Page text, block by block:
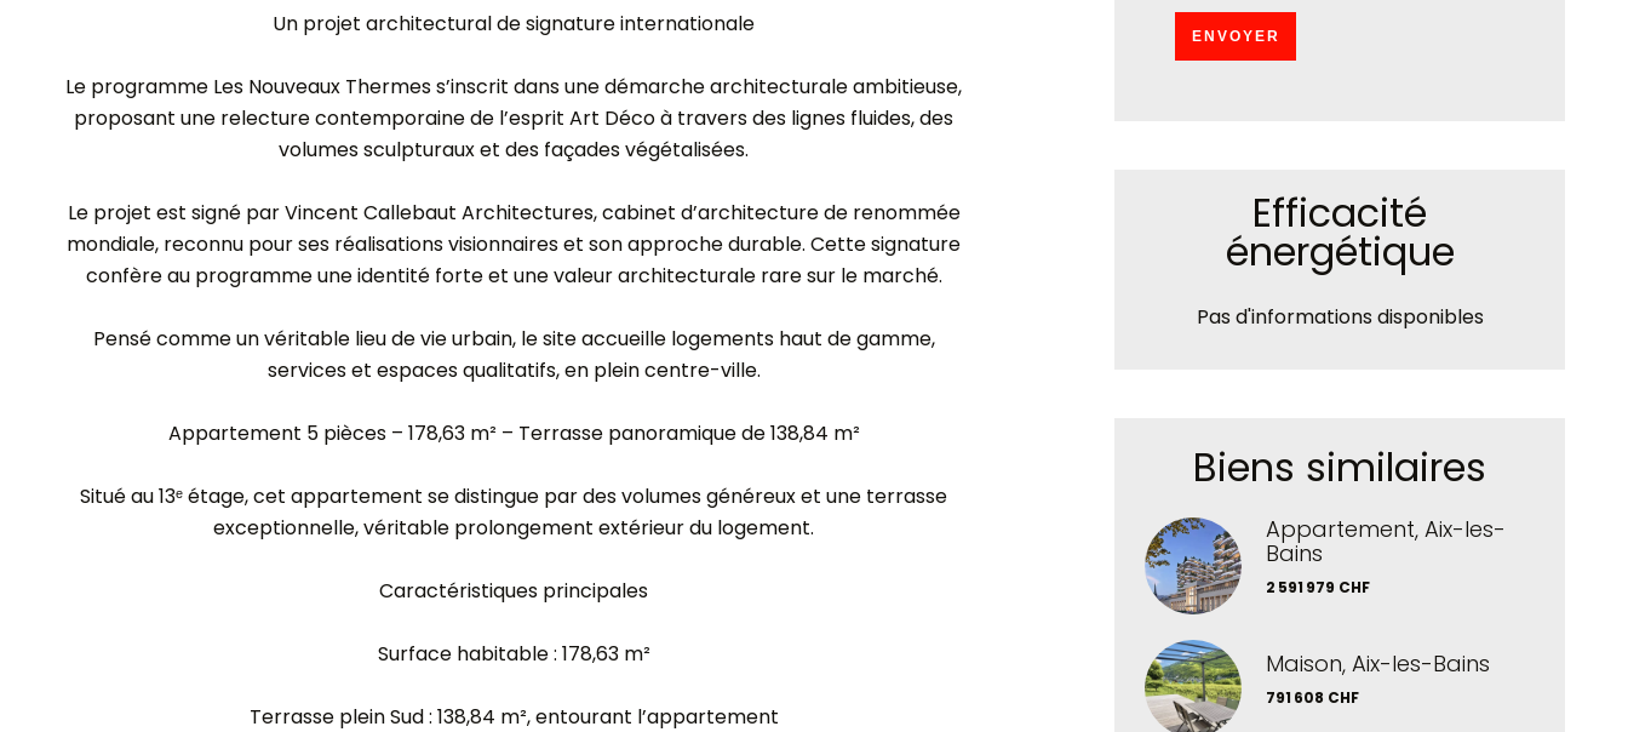
Un projet architectural de signature internationale
Le programme Les Nouveaux Thermes s’inscrit dans une démarche architecturale ambitieuse,
proposant une relecture contemporaine de l’esprit Art Déco à travers des lignes fluides, des
volumes sculpturaux et des façades végétalisées.
Le projet est signé par Vincent Callebaut Architectures, cabinet d’architecture de renommée
mondiale, reconnu pour ses réalisations visionnaires et son approche durable. Cette signature
confère au programme une identité forte et une valeur architecturale rare sur le marché.
Pensé comme un véritable lieu de vie urbain, le site accueille logements haut de gamme,
services et espaces qualitatifs, en plein centre-ville.
Appartement 5 pièces – 178,63 m² – Terrasse panoramique de 138,84 m²
Situé au 13ᵉ étage, cet appartement se distingue par des volumes généreux et une terrasse
exceptionnelle, véritable prolongement extérieur du logement.
Caractéristiques principales
Surface habitable : 178,63 m²
Terrasse plein Sud : 138,84 m², entourant l’appartement
ENVOYER
Efficacité
énergétique
Pas d'informations disponibles
Biens similaires
Appartement, Aix-les-
Bains
2 591 979 CHF
Maison, Aix-les-Bains
791 608 CHF